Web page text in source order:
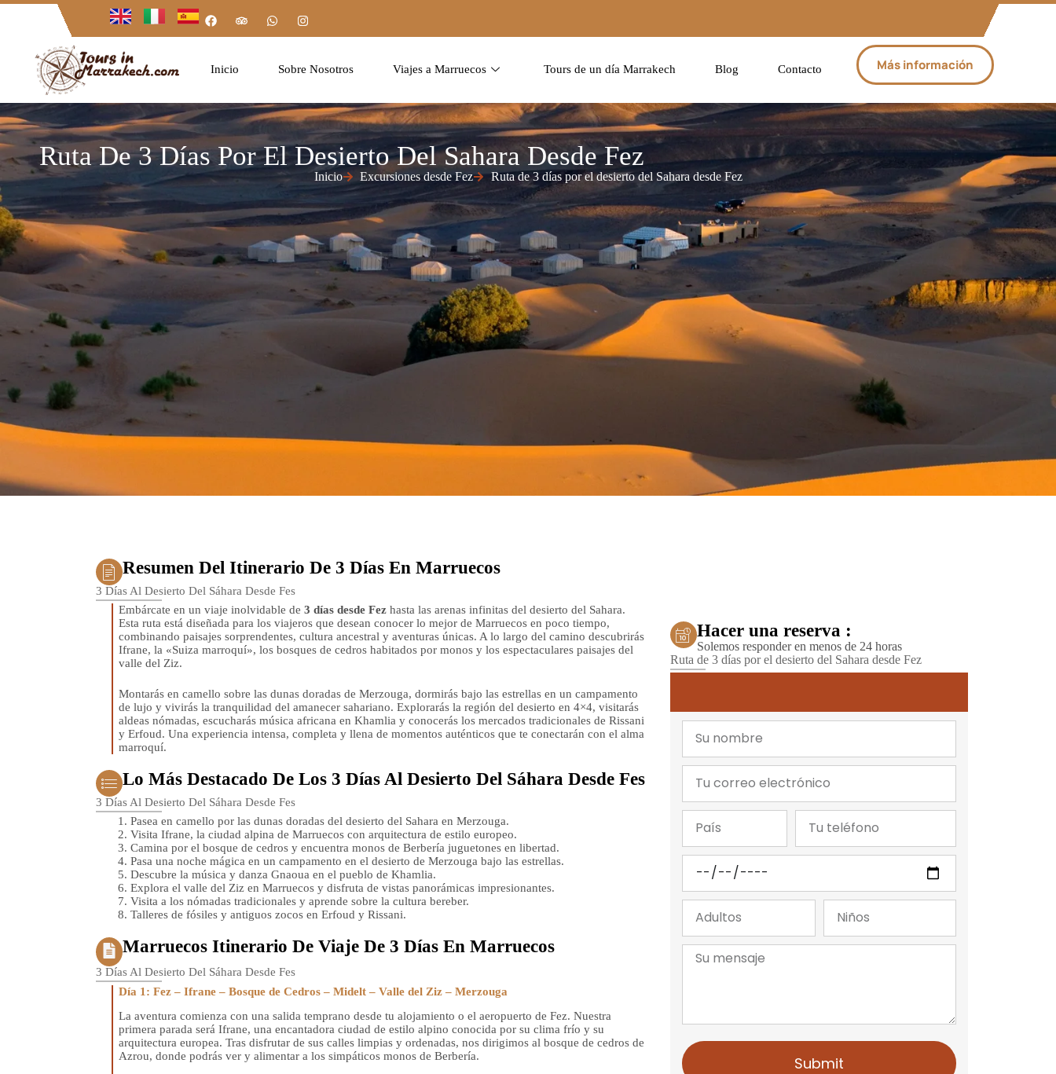
Más información
Inicio Sobre Nosotros Viajes a Marruecos Tours de un día Marrakech Blog Contacto
Ruta De 3 Días Por El Desierto Del Sahara Desde Fez
Inicio Excursiones desde Fez Ruta de 3 días por el desierto del Sahara desde Fez
Resumen Del Itinerario De 3 Días En Marruecos
3 Días Al Desierto Del Sáhara Desde Fes
Embárcate en un viaje inolvidable de 3 días desde Fez hasta las arenas infinitas del desierto del Sahara.
Esta ruta está diseñada para los viajeros que desean conocer lo mejor de Marruecos en poco tiempo,
combinando paisajes sorprendentes, cultura ancestral y aventuras únicas. A lo largo del camino descubrirás
Ifrane, la «Suiza marroquí», los bosques de cedros habitados por monos y los espectaculares paisajes del
valle del Ziz.
Montarás en camello sobre las dunas doradas de Merzouga, dormirás bajo las estrellas en un campamento
de lujo y vivirás la tranquilidad del amanecer sahariano. Explorarás la región del desierto en 4×4, visitarás
aldeas nómadas, escucharás música africana en Khamlia y conocerás los mercados tradicionales de Rissani
y Erfoud. Una experiencia intensa, completa y llena de momentos auténticos que te conectarán con el alma
marroquí.
Lo Más Destacado De Los 3 Días Al Desierto Del Sáhara Desde Fes
3 Días Al Desierto Del Sáhara Desde Fes
Pasea en camello por las dunas doradas del desierto del Sahara en Merzouga.
Visita Ifrane, la ciudad alpina de Marruecos con arquitectura de estilo europeo.
Camina por el bosque de cedros y encuentra monos de Berbería juguetones en libertad.
Pasa una noche mágica en un campamento en el desierto de Merzouga bajo las estrellas.
Descubre la música y danza Gnaoua en el pueblo de Khamlia.
Explora el valle del Ziz en Marruecos y disfruta de vistas panorámicas impresionantes.
Visita a los nómadas tradicionales y aprende sobre la cultura bereber.
Talleres de fósiles y antiguos zocos en Erfoud y Rissani.
Marruecos Itinerario De Viaje De 3 Días En Marruecos
3 Días Al Desierto Del Sáhara Desde Fes
Día 1: Fez – Ifrane – Bosque de Cedros – Midelt – Valle del Ziz – Merzouga
La aventura comienza con una salida temprano desde tu alojamiento o el aeropuerto de Fez. Nuestra
primera parada será Ifrane, una encantadora ciudad de estilo alpino conocida por su clima frío y su
arquitectura europea. Tras disfrutar de sus calles limpias y ordenadas, nos dirigimos al bosque de cedros de
Azrou, donde podrás ver y alimentar a los simpáticos monos de Berbería.
Hacer una reserva :
Solemos responder en menos de 24 horas
Ruta de 3 días por el desierto del Sahara desde Fez
Submit